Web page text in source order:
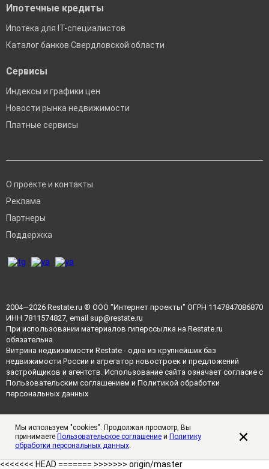
Ипотечные кредиты
Ипотека для IT-специалистов
Каталог банков Свердловской области
Сервисы
Индексы и графики цен
Новости рынка недвижимости
Платные сервисы
О проекте и контакты
Реклама
Партнеры
Поддержка
2004—2026 Restate.ru ® ООО "Интернет проекты" ОГРН 1147847086870
ИНН 7811574827, email sup@restate.ru
При использовании материалов гиперссылка на Restate.ru
обязательна.
Витрина недвижимости Restate - одна из крупнейших баз
недвижимости России и агрегатор новостроек и предложений
застройщиков и агентств. Использование сайта означает согласие с
Пользовательским соглашением и Политикой обработки
персональных данных
Мы используем "cookies". Продолжая просмотр, Вы
принимаете Пользовательское соглашение и Политику
обработки персональных данных.
<<<<<<< HEAD ======= >>>>>>> origin/master